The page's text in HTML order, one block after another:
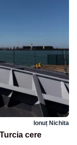
Ionuț Nichita
cere